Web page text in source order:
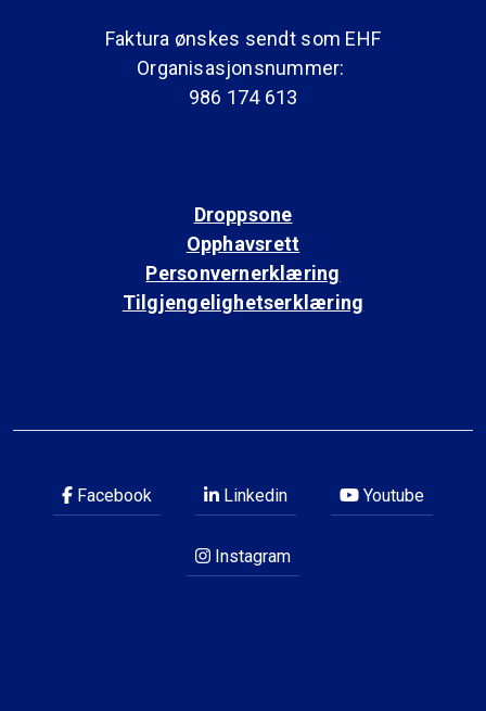
Faktura ønskes sendt som EHF
Organisasjonsnummer:
986 174 613
Droppsone
Opphavsrett
Personvernerklæring
Tilgjengelighetserklæring
Facebook Linkedin Youtube
Instagram